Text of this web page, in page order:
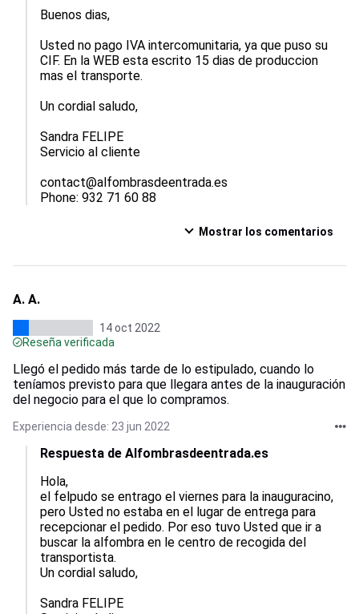
Buenos dias,
Usted no pago IVA intercomunitaria, ya que puso su
CIF. En la WEB esta escrito 15 dias de produccion
mas el transporte.
Un cordial saludo,
Sandra FELIPE
Servicio al cliente
contact@alfombrasdeentrada.es
Phone: 932 71 60 88
Mostrar los comentarios
A. A.
14 oct 2022
Reseña verificada
Llegó el pedido más tarde de lo estipulado, cuando lo
teníamos previsto para que llegara antes de la inauguración
del negocio para el que lo compramos.
Experiencia desde: 23 jun 2022
Respuesta de Alfombrasdeentrada.es
Hola,
el felpudo se entrago el viernes para la inauguracino,
pero Usted no estaba en el lugar de entrega para
recepcionar el pedido. Por eso tuvo Usted que ir a
buscar la alfombra en le centro de recogida del
transportista.
Un cordial saludo,
Sandra FELIPE